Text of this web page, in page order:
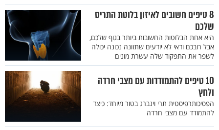
8 טיפים חשובים לאיזון בלוטת התריס
שלכם
היא אחת הבלוטות החשובות ביותר בגוף שלכם,
אבל רובכם ודאי לא יודעים שתזונה נכונה יכולה
לשפר את התפקוד שלה עשרת מונים
10 טיפים להתמודדות עם מצבי חרדה
ולחץ
הפסיכותרפיסטית תרי וינברג בטור מיוחד: כיצד
להתמודד עם מצבי חרדה